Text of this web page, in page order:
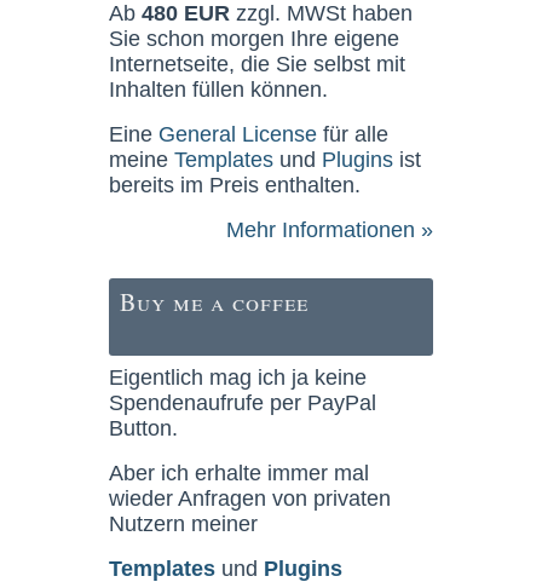
Ab 480 EUR zzgl. MWSt haben
Sie schon morgen Ihre eigene
Internetseite, die Sie selbst mit
Inhalten füllen können.
Eine General License für alle
meine Templates und Plugins ist
bereits im Preis enthalten.
Mehr Informationen »
Buy me a coffee
Eigentlich mag ich ja keine
Spendenaufrufe per PayPal
Button.
Aber ich erhalte immer mal
wieder Anfragen von privaten
Nutzern meiner
Templates und Plugins